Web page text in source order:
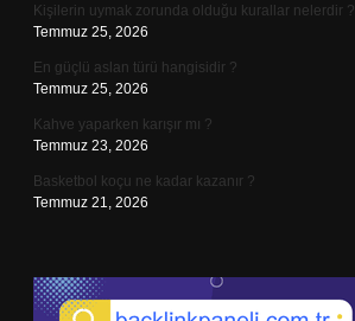
Kişilerin uymak zorunda olduğu kurallar nelerdir ?
Temmuz 25, 2026
En güçlü aslan türü hangisidir ?
Temmuz 25, 2026
Kahve yaparken karışır mı ?
Temmuz 23, 2026
Basketbol koçu ne kadar kazanır ?
Temmuz 21, 2026